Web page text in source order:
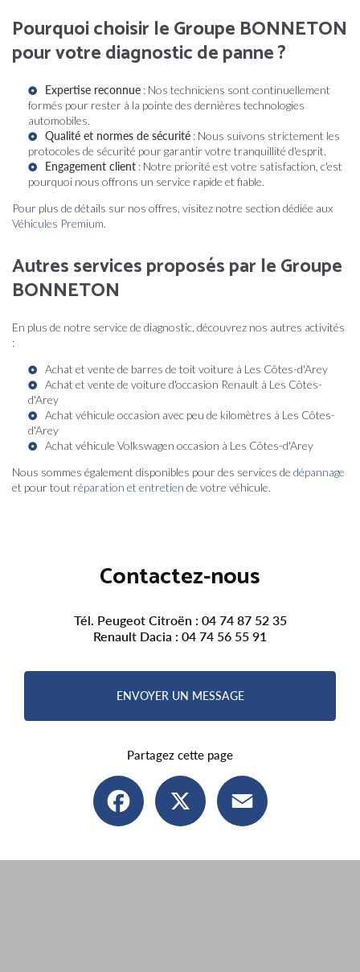
Pourquoi choisir le Groupe BONNETON
pour votre diagnostic de panne ?
Expertise reconnue : Nos techniciens sont continuellement
formés pour rester à la pointe des dernières technologies
automobiles.
Qualité et normes de sécurité : Nous suivons strictement les
protocoles de sécurité pour garantir votre tranquillité d'esprit.
Engagement client : Notre priorité est votre satisfaction, c'est
pourquoi nous offrons un service rapide et fiable.
Pour plus de détails sur nos offres, visitez notre section dédiée aux
Véhicules Premium.
Autres services proposés par le Groupe
BONNETON
En plus de notre service de diagnostic, découvrez nos autres activités
:
Achat et vente de barres de toit voiture à Les Côtes-d'Arey
Achat et vente de voiture d'occasion Renault à Les Côtes-
d'Arey
Achat véhicule occasion avec peu de kilomètres à Les Côtes-
d'Arey
Achat véhicule Volkswagen occasion à Les Côtes-d'Arey
Nous sommes également disponibles pour des services de dépannage
et pour tout réparation et entretien de votre véhicule.
Contactez-nous
Tél. Peugeot Citroën : 04 74 87 52 35
Renault Dacia : 04 74 56 55 91
ENVOYER UN MESSAGE
Partagez cette page
Facebook